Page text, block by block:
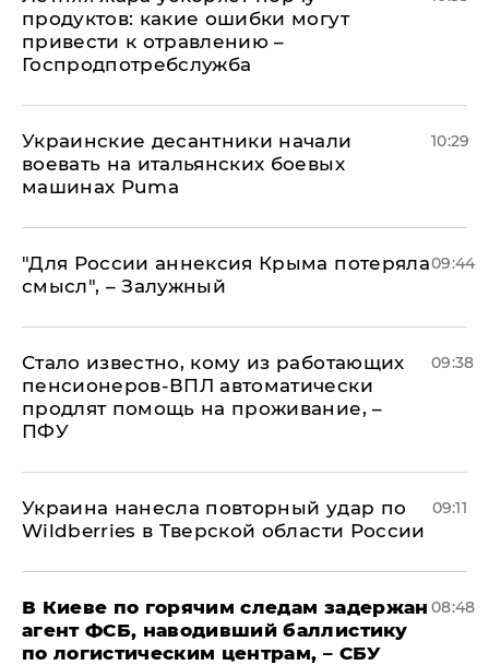
продуктов: какие ошибки могут
привести к отравлению –
Госпродпотребслужба
Украинские десантники начали
воевать на итальянских боевых
машинах Puma
10:29
"Для России аннексия Крыма потеряла
смысл", – Залужный
09:44
Стало известно, кому из работающих
пенсионеров-ВПЛ автоматически
продлят помощь на проживание, –
ПФУ
09:38
Украина нанесла повторный удар по
Wildberries в Тверской области России
09:11
В Киеве по горячим следам задержан
агент ФСБ, наводивший баллистику
по логистическим центрам, – СБУ
08:48